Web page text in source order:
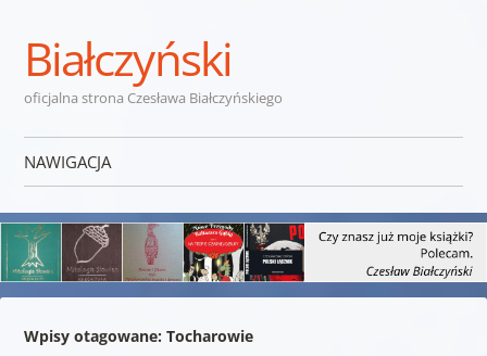
Białczyński
oficjalna strona Czesława Białczyńskiego
NAWIGACJA
Wpisy otagowane: Tocharowie